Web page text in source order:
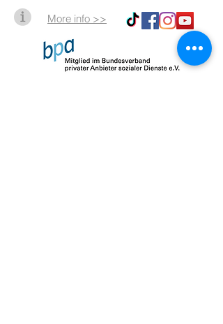
More info >>